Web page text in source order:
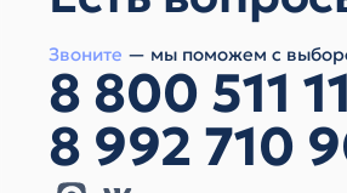
Звоните — мы поможем с
8 800 511
8 992 710